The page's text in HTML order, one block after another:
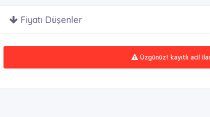
Fiyatı Düşenler
Üzgünüz! kayıtlı acil